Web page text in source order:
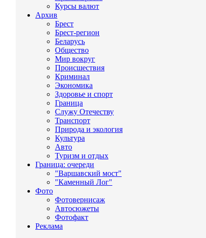
Курсы валют
Архив
Брест
Брест-регион
Беларусь
Общество
Мир вокруг
Происшествия
Криминал
Экономика
Здоровье и спорт
Граница
Служу Отечеству
Транспорт
Природа и экология
Культура
Авто
Туризм и отдых
Граница: очереди
"Варшавский мост"
"Каменный Лог"
Фото
Фотовернисаж
Автосюжеты
Фотофакт
Реклама